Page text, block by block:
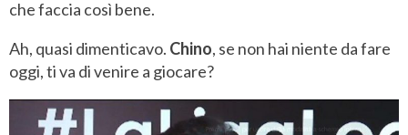
che faccia così bene.
Ah, quasi dimenticavo. Chino, se non hai niente da fare
oggi, ti va di venire a giocare?